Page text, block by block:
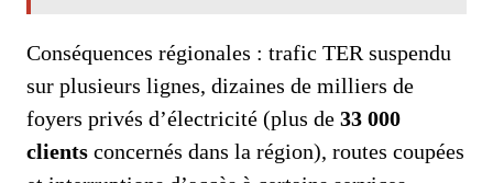
Conséquences régionales : trafic TER suspendu
sur plusieurs lignes, dizaines de milliers de
foyers privés d’électricité (plus de 33 000
clients concernés dans la région), routes coupées